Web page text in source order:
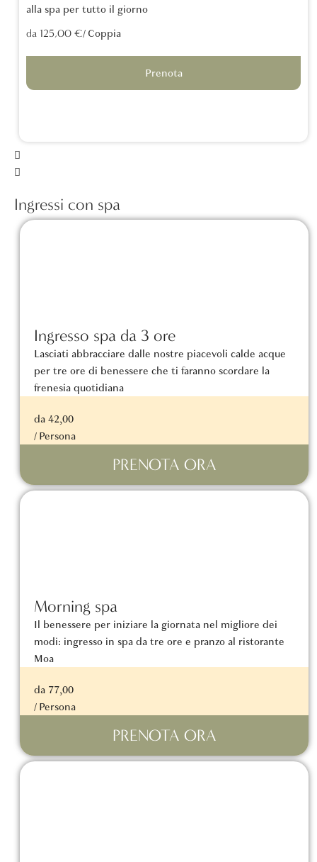
alla spa per tutto il giorno
da 125,00 €/ Coppia
Prenota
Ingressi con spa
Ingresso spa da 3 ore
Lasciati abbracciare dalle nostre piacevoli calde acque
per tre ore di benessere che ti faranno scordare la
frenesia quotidiana
da 42,00
/ Persona
PRENOTA ORA
Morning spa
Il benessere per iniziare la giornata nel migliore dei
modi: ingresso in spa da tre ore e pranzo al ristorante
Moa
da 77,00
/ Persona
PRENOTA ORA